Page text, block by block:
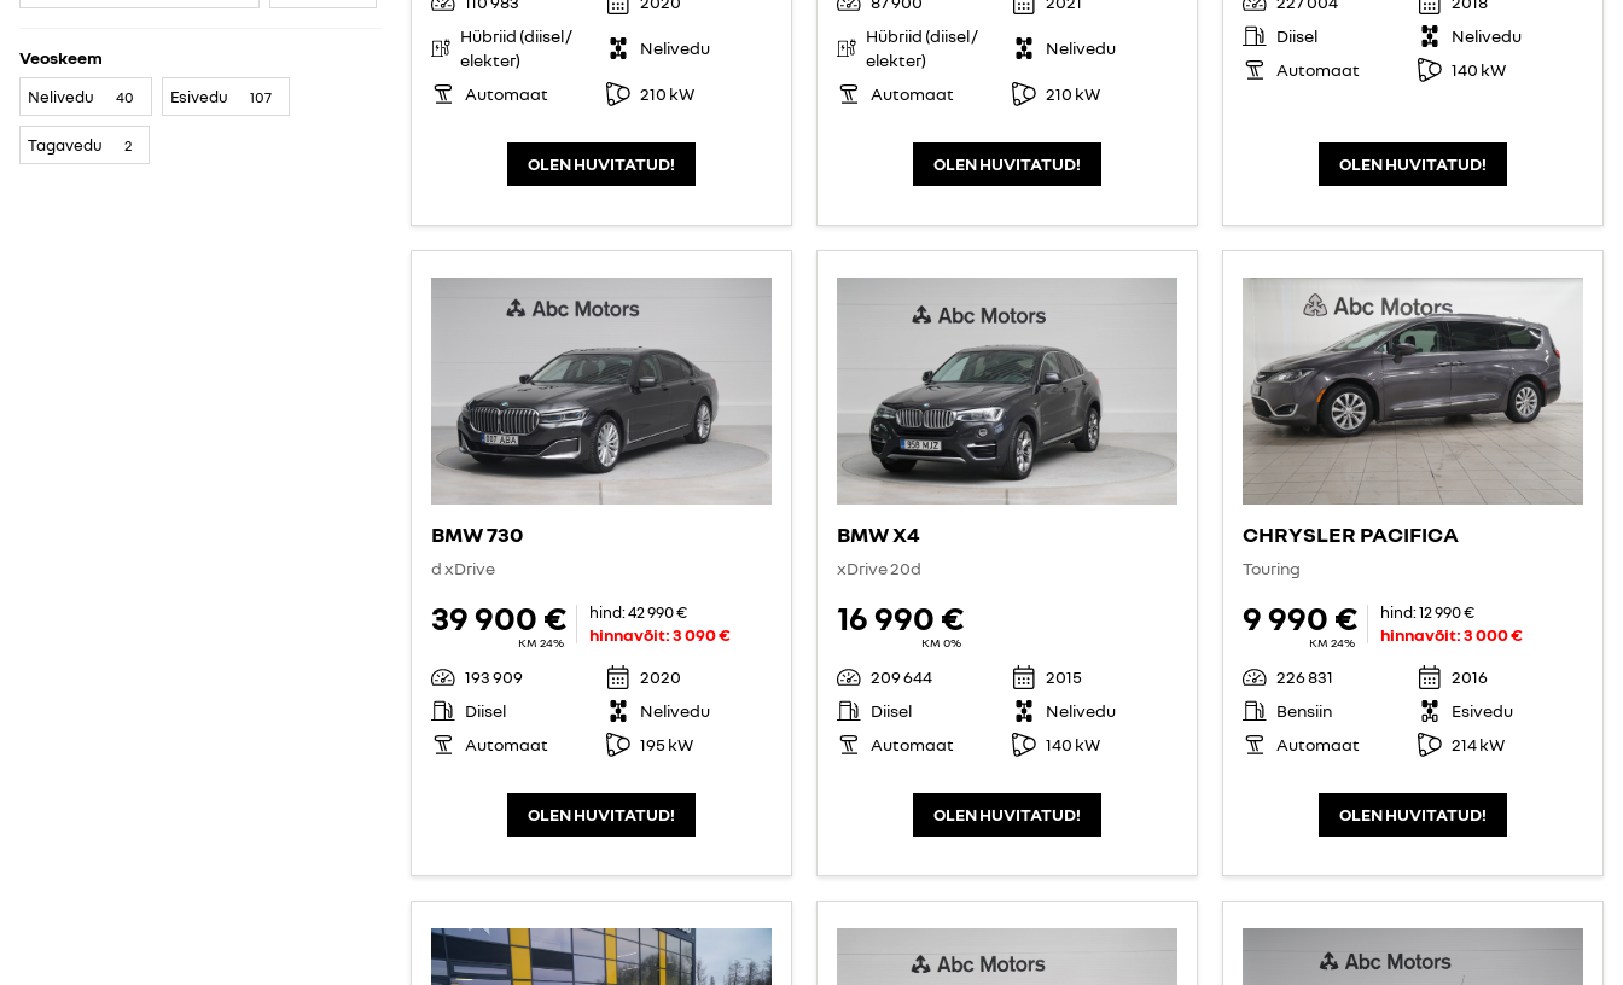
Veoskeem
Nelivedu 40 Esivedu 107
Tagavedu 2
Hübriid (diisel /
elekter)
Nelivedu
Automaat 210 kW
OLEN HUVITATUD!
Hübriid (diisel /
elekter)
Nelivedu
Automaat 210 kW
OLEN HUVITATUD!
Diisel
Nelivedu
Automaat
140 kW
OLEN HUVITATUD!
BMW 730
d xDrive
39 900 €
KM 24%
hind:42 990 €
hinnavõit:3 090 €
193 909
2020
Diisel
Nelivedu
Automaat
195 kW
OLEN HUVITATUD!
BMW X4
xDrive 20d
16 990 €
KM 0%
209 644
2015
Diisel
Nelivedu
Automaat
140 kW
OLEN HUVITATUD!
CHRYSLER PACIFICA
Touring
9 990 €
KM 24%
hind:12 990 €
hinnavõit:3 000 €
226 831
2016
Bensiin
Esivedu
Automaat
214 kW
OLEN HUVITATUD!